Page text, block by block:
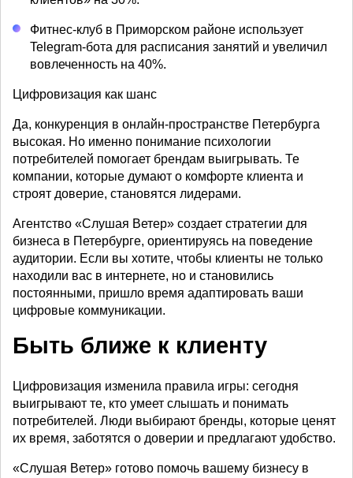
Фитнес-клуб в Приморском районе использует
Telegram-бота для расписания занятий и увеличил
вовлеченность на 40%.
Цифровизация как шанс
Да, конкуренция в онлайн-пространстве Петербурга
высокая. Но именно понимание психологии
потребителей помогает брендам выигрывать. Те
компании, которые думают о комфорте клиента и
строят доверие, становятся лидерами.
Агентство «Слушая Ветер» создает стратегии для
бизнеса в Петербурге, ориентируясь на поведение
аудитории. Если вы хотите, чтобы клиенты не только
находили вас в интернете, но и становились
постоянными, пришло время адаптировать ваши
цифровые коммуникации.
Быть ближе к клиенту
Цифровизация изменила правила игры: сегодня
выигрывают те, кто умеет слышать и понимать
потребителей. Люди выбирают бренды, которые ценят
их время, заботятся о доверии и предлагают удобство.
«Слушая Ветер» готово помочь вашему бизнесу в